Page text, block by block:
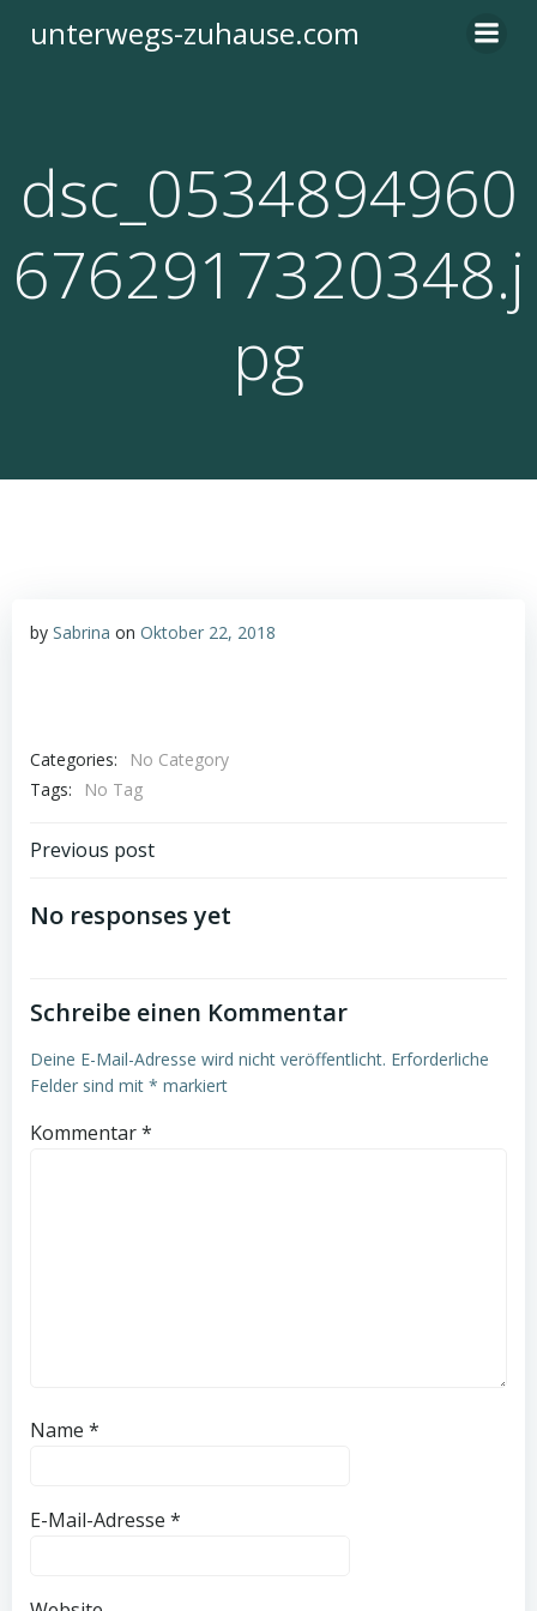
Inhalt
unterwegs-zuhause.com
dsc_0534894960
6762917320348.j
pg
by Sabrina on Oktober 22, 2018
Categories:
No Category
Tags:
No Tag
Post
navigation
Previous post
No responses yet
Schreibe einen Kommentar
Deine E-Mail-Adresse wird nicht veröffentlicht. Erforderliche
Felder sind mit * markiert
Kommentar*
Name *
E-Mail-Adresse *